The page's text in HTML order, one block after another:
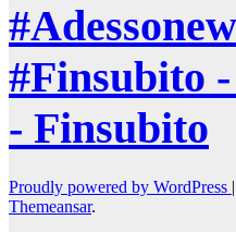
#Finsubito -
- Finsubito
Proudly powered by WordPress |
Themeansar.